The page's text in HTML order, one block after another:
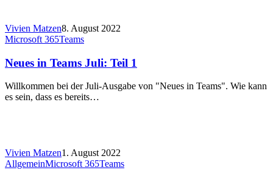
Vivien Matzen8. August 2022
Microsoft 365Teams
Neues in Teams Juli: Teil 1
Willkommen bei der Juli-Ausgabe von "Neues in Teams". Wie kann
es sein, dass es bereits…
Vivien Matzen1. August 2022
AllgemeinMicrosoft 365Teams